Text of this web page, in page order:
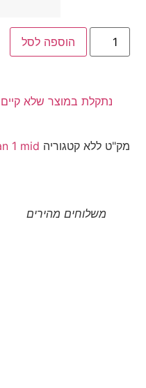
הוספה לסל
נתקלת במוצר שלא
מק"ט ללא קטגוריה 1 mid
משלוחים מהירים